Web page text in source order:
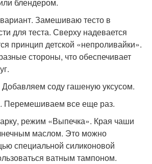
Замешиваю тесто в
для теста. Сверху надевается
принцип детской «непроливайки».
стороны, что обеспечивает
соду гашеную уксусом.
Перемешиваем все еще раз.
режим «Выпечка». Края чаши
маслом. Это можно
специальной силиконовой
ватным тампоном.